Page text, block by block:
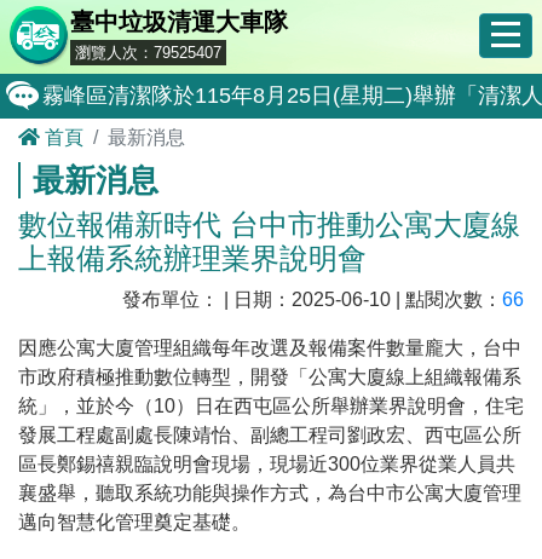
臺中垃圾清運大車隊
瀏覽人次：79525407
霧峰區清潔隊於115年8月25日(星期二)舉辦「清潔
大肚區清潔隊於115年8月25日(星期二)舉辦「清潔
北屯區清潔隊於115年8月11日(星期二)舉辦「清潔
外埔區清潔隊於115年8月18日(星期二)舉辦「清潔
石岡區清潔隊於115年8月18日(星期二)舉辦「清
全民監督公共工程施工品質, 請撥打通報專線0800-
防堵非洲豬瘟總動員，因應非洲豬瘟疫情，市民端
因應非洲豬瘟疫情，市民端廚餘收運排出方式不變
8月10日14:30至15:00防空演習行動網路降速演練
首頁 最新消息
最新消息
數位報備新時代 台中市推動公寓大廈線
上報備系統辦理業界說明會
發布單位： | 日期：2025-06-10 | 點閱次數： 66
因應公寓大廈管理組織每年改選及報備案件數量龐大，台中
市政府積極推動數位轉型，開發「公寓大廈線上組織報備系
統」，並於今（10）日在西屯區公所舉辦業界說明會，住宅
發展工程處副處長陳靖怡、副總工程司劉政宏、西屯區公所
區長鄭錫禧親臨說明會現場，現場近300位業界從業人員共
襄盛舉，聽取系統功能與操作方式，為台中市公寓大廈管理
邁向智慧化管理奠定基礎。